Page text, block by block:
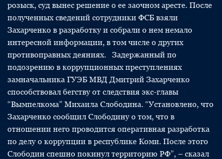
розыск, суд вынес решение о ее заочном аресте. После
полученных сведений сотрудники ФСБ взяли
Захарченко в разработку и собрали о нем немало
интересной информации, в том числе о других
противоправных деяниях. Задержанный по
подозрению в коррупционных преступлениях
замначальника ГУЭБ МВД Дмитрий Захарченко
способствовал бегству от следствия экс-главы
“Вымпелкома” Михаила Слободина. “Установлено, что
Захарченко сообщил Слободину о том, что в
отношении него проводится оперативная разработка
по делу о коррупции в республике Коми. После этого
Слободин спешно покинул территорию РФ”, – сказал